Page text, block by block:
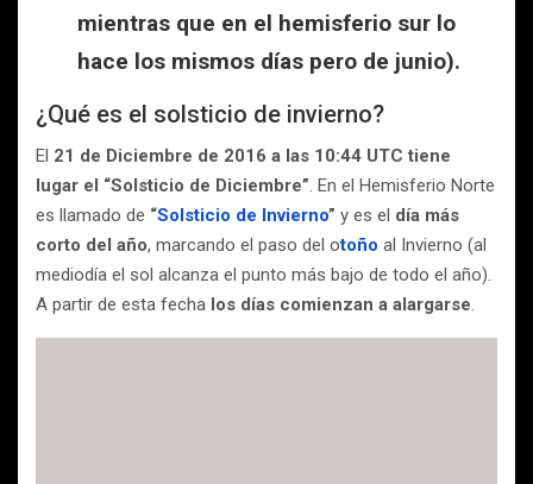
mientras que en el hemisferio sur lo
hace los mismos días pero de junio).
¿Qué es el solsticio de invierno?
El 21 de Diciembre de 2016 a las 10:44 UTC tiene
lugar el “Solsticio de Diciembre”. En el Hemisferio Norte
es llamado de “Solsticio de Invierno” y es el día más
corto del año, marcando el paso del otoño al Invierno (al
mediodía el sol alcanza el punto más bajo de todo el año).
A partir de esta fecha los días comienzan a alargarse.